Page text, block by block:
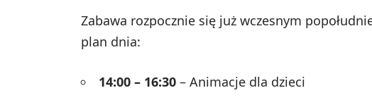
Zabawa rozpocznie się już wczesnym
plan dnia:
14:00 – 16:30 – Animacje dla dzieci